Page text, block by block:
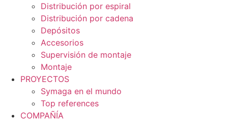
Distribución por espiral
Distribución por cadena
Depósitos
Accesorios
Supervisión de montaje
Montaje
PROYECTOS
Symaga en el mundo
Top references
COMPAÑÍA